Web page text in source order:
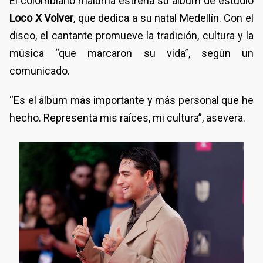
Loco X Volver, que dedica a su natal Medellín. Con el
disco, el cantante promueve la tradición, cultura y la
música “que marcaron su vida”, según un
comunicado.
“Es el álbum más importante y más personal que he
hecho. Representa mis raíces, mi cultura”, asevera.